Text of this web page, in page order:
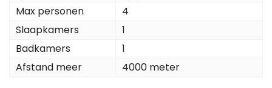
Max personen
4
Slaapkamers
1
Badkamers
1
Afstand meer
4000 meter